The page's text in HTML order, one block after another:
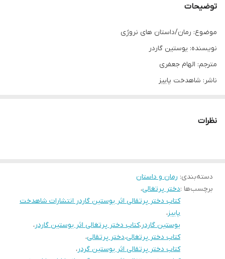
توضیحات
موضوع: رمان/داستان های نروژی
نویسنده: یوستین گاردر
مترجم: الهام جعفری
ناشر: شاهدخت پاییز
پسری 15 ساله است که در چهار سالگی پدرش را به خاطر بیماری
صعب‌العلاجی از دست داد و حالا به طور اتفاقی با دست نوشته‌ای از او
مواجه می‌شود.
پدر او پزشکی شریف بود و برای زنده ماندن‌ با بیماری‌اش بسیار جنگید،
نظرات
دسته‌بندی: رمان و داستان
برچسب‌ها :دختر پرتغالی،
کتاب دختر پرتقالی اثر یوستین گاردر انتشارات شاهدخت
پاییز،
یوستین گاردر،کتاب دختر پرتغالی اثر یوستین گاردر،
کتاب دختر پرتغالی،دختر پرتقالی،
کتاب دختر پرتقالی اثر یوستین گردر،